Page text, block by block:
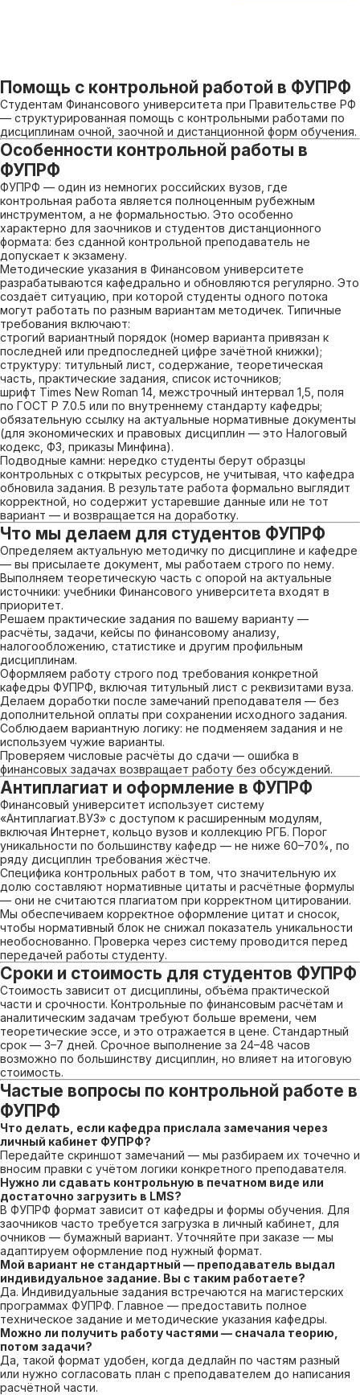
Помощь с контрольной работой в ФУПРФ
Студентам Финансового университета при Правительстве РФ
— структурированная помощь с контрольными работами по
дисциплинам очной, заочной и дистанционной форм обучения.
Особенности контрольной работы в
ФУПРФ
ФУПРФ — один из немногих российских вузов, где
контрольная работа является полноценным рубежным
инструментом, а не формальностью. Это особенно
характерно для заочников и студентов дистанционного
формата: без сданной контрольной преподаватель не
допускает к экзамену.
Методические указания в Финансовом университете
разрабатываются кафедрально и обновляются регулярно. Это
создаёт ситуацию, при которой студенты одного потока
могут работать по разным вариантам методичек. Типичные
требования включают:
строгий вариантный порядок (номер варианта привязан к
последней или предпоследней цифре зачётной книжки);
структуру: титульный лист, содержание, теоретическая
часть, практические задания, список источников;
шрифт Times New Roman 14, межстрочный интервал 1,5, поля
по ГОСТ Р 7.0.5 или по внутреннему стандарту кафедры;
обязательную ссылку на актуальные нормативные документы
(для экономических и правовых дисциплин — это Налоговый
кодекс, ФЗ, приказы Минфина).
Подводные камни: нередко студенты берут образцы
контрольных с открытых ресурсов, не учитывая, что кафедра
обновила задания. В результате работа формально выглядит
корректной, но содержит устаревшие данные или не тот
вариант — и возвращается на доработку.
Что мы делаем для студентов ФУПРФ
Определяем актуальную методичку по дисциплине и кафедре
— вы присылаете документ, мы работаем строго по нему.
Выполняем теоретическую часть с опорой на актуальные
источники: учебники Финансового университета входят в
приоритет.
Решаем практические задания по вашему варианту —
расчёты, задачи, кейсы по финансовому анализу,
налогообложению, статистике и другим профильным
дисциплинам.
Оформляем работу строго под требования конкретной
кафедры ФУПРФ, включая титульный лист с реквизитами вуза.
Делаем доработки после замечаний преподавателя — без
дополнительной оплаты при сохранении исходного задания.
Соблюдаем вариантную логику: не подменяем задания и не
используем чужие варианты.
Проверяем числовые расчёты до сдачи — ошибка в
финансовых задачах возвращает работу без обсуждений.
Антиплагиат и оформление в ФУПРФ
Финансовый университет использует систему
«Антиплагиат.ВУЗ» с доступом к расширенным модулям,
включая Интернет, кольцо вузов и коллекцию РГБ. Порог
уникальности по большинству кафедр — не ниже 60–70%, по
ряду дисциплин требования жёстче.
Специфика контрольных работ в том, что значительную их
долю составляют нормативные цитаты и расчётные формулы
— они не считаются плагиатом при корректном цитировании.
Мы обеспечиваем корректное оформление цитат и сносок,
чтобы нормативный блок не снижал показатель уникальности
необоснованно. Проверка через систему проводится перед
передачей работы студенту.
Сроки и стоимость для студентов ФУПРФ
Стоимость зависит от дисциплины, объёма практической
части и срочности. Контрольные по финансовым расчётам и
аналитическим задачам требуют больше времени, чем
теоретические эссе, и это отражается в цене. Стандартный
срок — 3–7 дней. Срочное выполнение за 24–48 часов
возможно по большинству дисциплин, но влияет на итоговую
стоимость.
Частые вопросы по контрольной работе в
ФУПРФ
Что делать, если кафедра прислала замечания через
личный кабинет ФУПРФ?
Передайте скриншот замечаний — мы разбираем их точечно и
вносим правки с учётом логики конкретного преподавателя.
Нужно ли сдавать контрольную в печатном виде или
достаточно загрузить в LMS?
В ФУПРФ формат зависит от кафедры и формы обучения. Для
заочников часто требуется загрузка в личный кабинет, для
очников — бумажный вариант. Уточняйте при заказе — мы
адаптируем оформление под нужный формат.
Мой вариант не стандартный — преподаватель выдал
индивидуальное задание. Вы с таким работаете?
Да. Индивидуальные задания встречаются на магистерских
программах ФУПРФ. Главное — предоставить полное
техническое задание и методические указания кафедры.
Можно ли получить работу частями — сначала теорию,
потом задачи?
Да, такой формат удобен, когда дедлайн по частям разный
или нужно согласовать план с преподавателем до написания
расчётной части.